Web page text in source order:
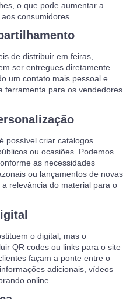
o que pode aumentar a
consumidores.
de distribuir em feiras,
ser entregues diretamente
um contato mais pessoal e
ferramenta para os vendedores
possível criar catálogos
ou ocasiões. Podemos
as necessidades
ou lançamentos de novas
relevância do material para o
o digital, mas o
QR codes ou links para o site
façam a ponte entre o
adicionais, vídeos
online.